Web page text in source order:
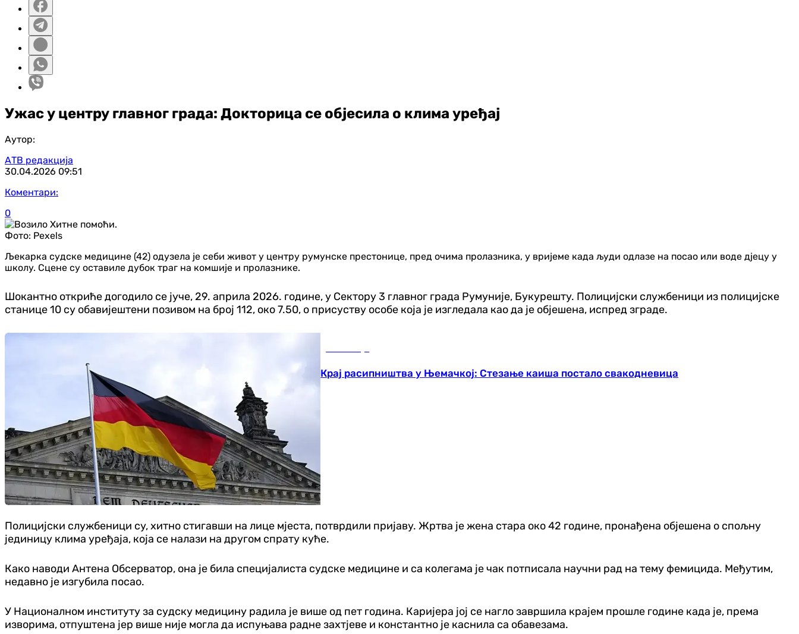
Ужас у центру главног града: Докторица се објесила о клима уређај
Аутор:
АТВ редакција
30.04.2026 09:51
Коментари:
0
Фото: Pexels
Љекарка судске медицине (42) одузела је себи живот у центру румунске престонице, пред очима пролазника, у вријеме када људи одлазе на посао или воде дјецу у
школу. Сцене су оставиле дубок траг на комшије и пролазнике.
Шокантно откриће догодило се јуче, 29. априла 2026. године, у Сектору 3 главног града Румуније, Букурешту. Полицијски службеници из полицијске
станице 10 су обавијештени позивом на број 112, око 7.50, о присуству особе која је изгледала као да је објешена, испред зграде.
Крај расипништва у Њемачкој: Стезање каиша постало свакодневица
Полицијски службеници су, хитно стигавши на лице мјеста, потврдили пријаву. Жртва је жена стара око 42 године, пронађена објешена о спољну
јединицу клима уређаја, која се налази на другом спрату куће.
Како наводи Антена Обсерватор, она је била специјалиста судске медицине и са колегама је чак потписала научни рад на тему фемицида. Међутим,
недавно је изгубила посао.
У Националном институту за судску медицину радила је више од пет година. Каријера јој се нагло завршила крајем прошле године када је, према
изворима, отпуштена јер више није могла да испуњава радне захтјеве и константно је каснила са обавезама.